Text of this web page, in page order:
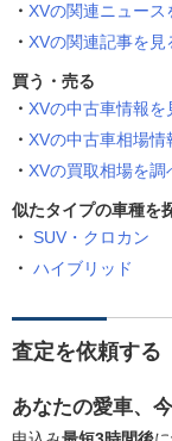
XVの関連ニュース
XVの関連記事を見
買う・売る
XVの中古車情報を
XVの中古車相場情
XVの買取相場を調
似たタイプの車種を
SUV・クロカン
ハイブリッド
査定を依頼する
あなたの愛車、